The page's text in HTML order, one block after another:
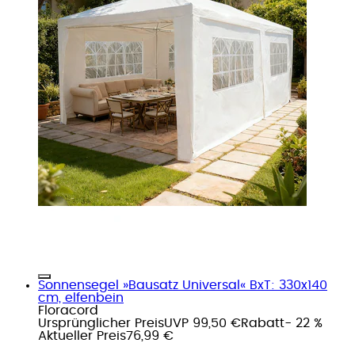
Sonnensegel »Bausatz Universal« BxT: 330x140
cm, elfenbein
Floracord
Ursprünglicher PreisUVP 99,50 €Rabatt- 22 %
Aktueller Preis76,99 €